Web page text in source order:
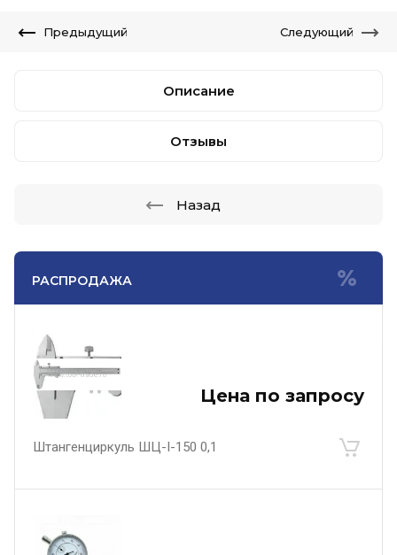
РАСПРОДАЖА
Цена по запросу
Штангенциркуль ШЦ-I-150 0,1
Предыдущий Следующий
Описание
Отзывы
Назад